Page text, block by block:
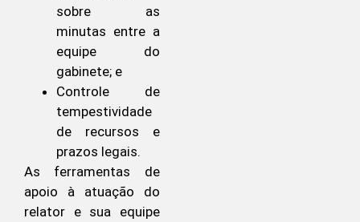
sobre as
minutas entre a
equipe do
gabinete; e
Controle de
tempestividade
de recursos e
prazos legais.
As ferramentas de
apoio à atuação do
relator e sua equipe